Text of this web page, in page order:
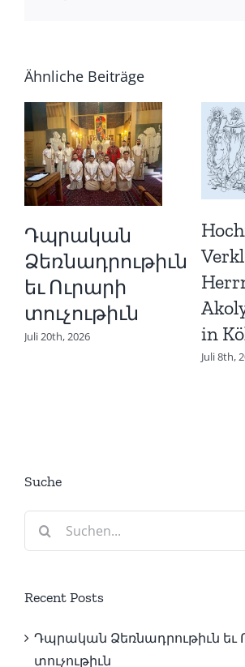
Ähnliche Beiträge
Դպրական
Ձեռնադրութիւն
եւ Ուրարի
տուչութիւն
Juli 20th, 2026
in
Juli 8th,
Suche
Suche
Recent Posts
Դպրական Ձեռնադրութիւն եւ
տուչութիւն